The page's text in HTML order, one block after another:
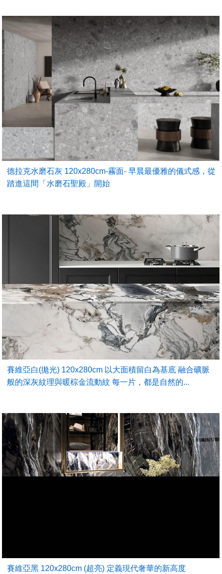
德拉克水磨石灰 120x280cm-霧面- 早晨最優雅的儀式感，從
踏進這間「水磨石聖殿」開始
賽維亞白(拋光) 120x280cm 以大面積留白為基底 融合礦脈
般的深灰紋理與暖棕金流動紋 每一片，都是自然的...
賽維亞黑 120x280cm (超亮) 定義現代奢華的新高度